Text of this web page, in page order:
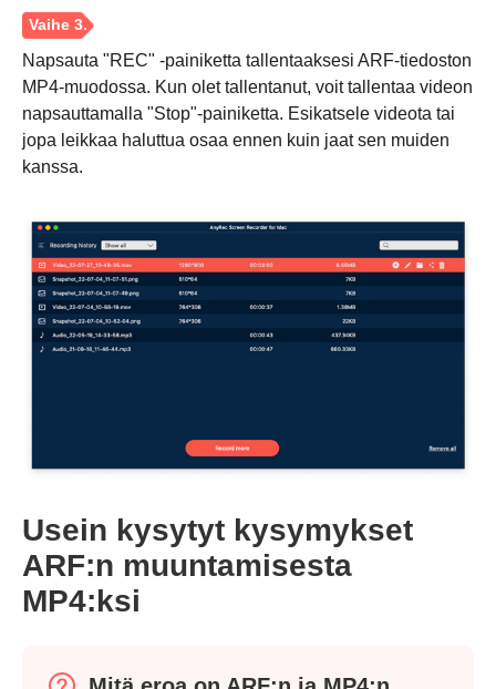
Vaihe 2.
Napsauta "REC" -painiketta tallentaaksesi ARF-tiedoston
MP4-muodossa. Kun olet tallentanut, voit tallentaa videon
napsauttamalla "Stop"-painiketta. Esikatsele videota tai
jopa leikkaa haluttua osaa ennen kuin jaat sen muiden
kanssa.
Usein kysytyt kysymykset
ARF:n muuntamisesta
MP4:ksi